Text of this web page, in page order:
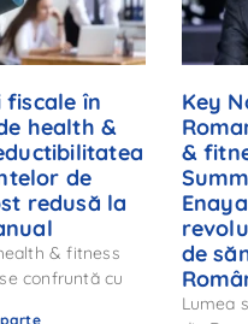
fiscale în
health &
de
redusă la
& fitness
confruntă cu
Key
&
de
Lumea